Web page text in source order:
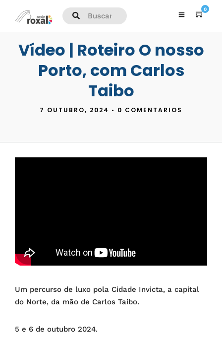
0
Vídeo | Roteiro O nosso
Porto, com Carlos
Taibo
7 OUTUBRO, 2024 • 0 COMENTARIOS
Um percurso de luxo pola Cidade Invicta, a capital
do Norte, da mão de Carlos Taibo.
5 e 6 de outubro 2024.